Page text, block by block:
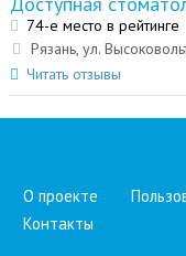
74-е место в рейтинге
Рязань, ул.
Читать отзывы
О проекте
Контакты